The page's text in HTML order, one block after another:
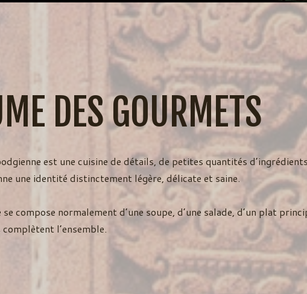
DES GOURMETS
est une cuisine de détails, de petites quantités
une identité distinctement légère, délicate et saine.
compose normalement d’une soupe, d’une salade, d’un plat
l’ensemble.